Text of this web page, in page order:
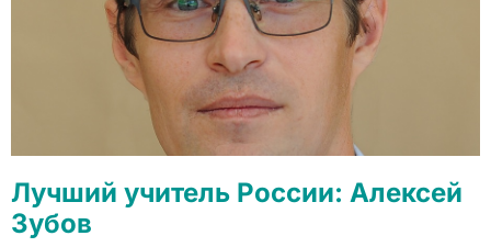
Лучший учитель России: Алексей
Зубов